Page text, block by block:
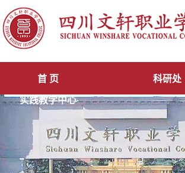
首 页 科研处
实践教学中心